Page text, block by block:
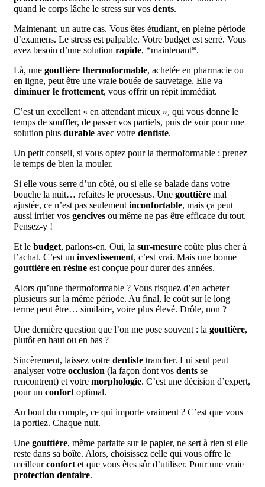
quand le corps lâche le stress sur vos dents.
Maintenant, un autre cas. Vous êtes étudiant, en pleine période
d’examens. Le stress est palpable. Votre budget est serré. Vous
avez besoin d’une solution rapide, *maintenant*.
Là, une gouttière thermoformable, achetée en pharmacie ou
en ligne, peut être une vraie bouée de sauvetage. Elle va
diminuer le frottement, vous offrir un répit immédiat.
C’est un excellent « en attendant mieux », qui vous donne le
temps de souffler, de passer vos partiels, puis de voir pour une
solution plus durable avec votre dentiste.
Un petit conseil, si vous optez pour la thermoformable : prenez
le temps de bien la mouler.
Si elle vous serre d’un côté, ou si elle se balade dans votre
bouche la nuit… refaites le processus. Une gouttière mal
ajustée, ce n’est pas seulement inconfortable, mais ça peut
aussi irriter vos gencives ou même ne pas être efficace du tout.
Pensez-y !
Et le budget, parlons-en. Oui, la sur-mesure coûte plus cher à
l’achat. C’est un investissement, c’est vrai. Mais une bonne
gouttière en résine est conçue pour durer des années.
Alors qu’une thermoformable ? Vous risquez d’en acheter
plusieurs sur la même période. Au final, le coût sur le long
terme peut être… similaire, voire plus élevé. Drôle, non ?
Une dernière question que l’on me pose souvent : la gouttière,
plutôt en haut ou en bas ?
Sincèrement, laissez votre dentiste trancher. Lui seul peut
analyser votre occlusion (la façon dont vos dents se
rencontrent) et votre morphologie. C’est une décision d’expert,
pour un confort optimal.
Au bout du compte, ce qui importe vraiment ? C’est que vous
la portiez. Chaque nuit.
Une gouttière, même parfaite sur le papier, ne sert à rien si elle
reste dans sa boîte. Alors, choisissez celle qui vous offre le
meilleurconfort et que vous êtes sûr d’utiliser. Pour une vraie
protection dentaire.